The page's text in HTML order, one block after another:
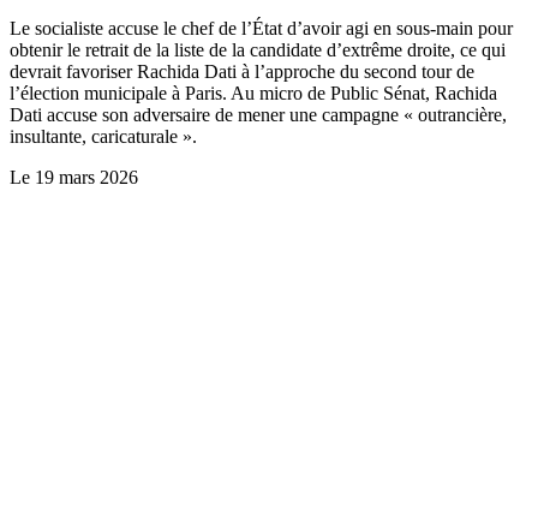
Le socialiste accuse le chef de l’État d’avoir agi en sous-main pour
obtenir le retrait de la liste de la candidate d’extrême droite, ce qui
devrait favoriser Rachida Dati à l’approche du second tour de
l’élection municipale à Paris. Au micro de Public Sénat, Rachida
Dati accuse son adversaire de mener une campagne « outrancière,
insultante, caricaturale ».
Le 19 mars 2026